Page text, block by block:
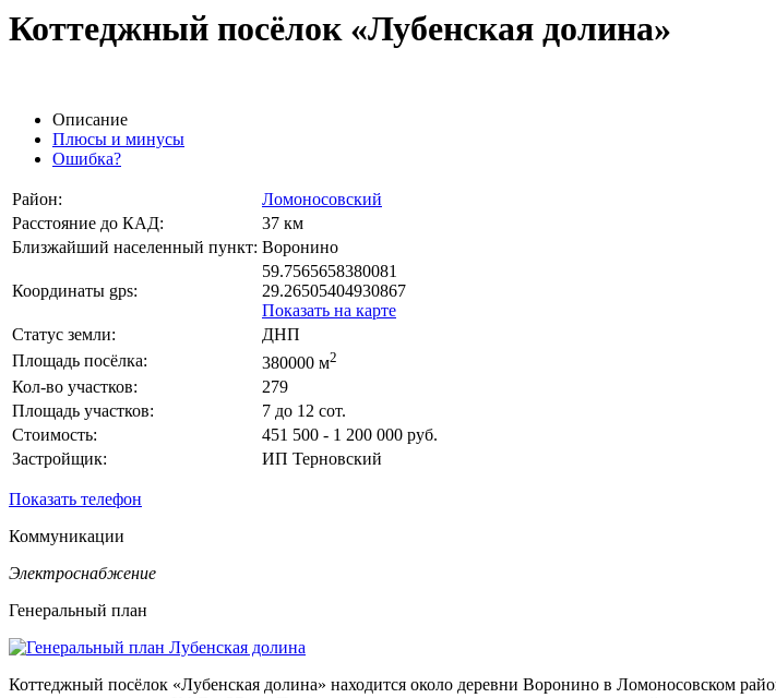
Коттеджный посёлок «Лубенская долина»
Описание
Плюсы и минусы
Ошибка?
Район:
Ломоносовский
Расстояние до КАД:
37 км
Близжайший населенный пункт: Воронино
Координаты gps:
59.7565658380081
29.26505404930867
Показать на карте
Статус земли:
ДНП
Площадь посёлка:
380000 м2
Кол-во участков:
279
Площадь участков:
7 до 12 сот.
Стоимость:
451 500 - 1 200 000 руб.
Застройщик:
ИП Терновский
Показать телефон
Коммуникации
Электроснабжение
Генеральный план
Коттеджный посёлок «Лубенская долина» находится около деревни Воронино в Ломоносовском